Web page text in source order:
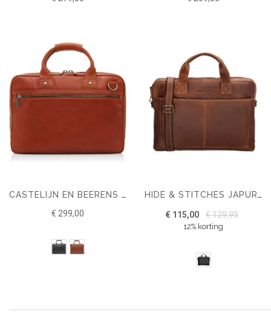
CASTELIJN EN BEERENS FIRENZE BUSINESS LAPTOPTAS 15.6"
€ 299,00
HIDE & STITCHES JAPURA LAPTOPTAS 15,6 INCH
€ 115,00 € 129,95
12% korting